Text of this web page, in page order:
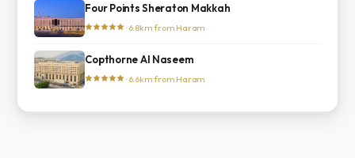
Four Points Sheraton Makkah
· 6.8km from Haram
Copthorne Al Naseem
· 6.6km from Haram